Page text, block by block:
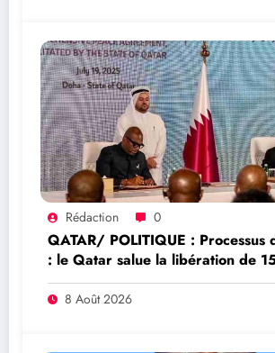
Rédaction 0
QATAR/ POLITIQUE : Processus
: le Qatar salue la libération de
détenus et leur transfert à
8 Août 2026